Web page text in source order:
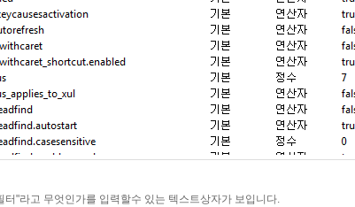
"라고 무엇인가를 입력할수 있는 텍스트상자가 보입니다.